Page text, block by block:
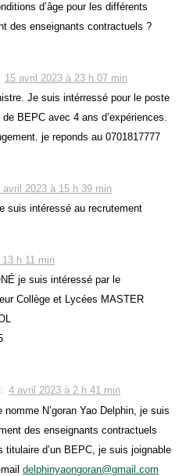
d’âge pour les différents
des enseignants contractuels ?
15 avril 2023 à 23 h 07 min
Je suis intérressé pour le poste
BEPC avec 4 ans d’expériences.
je reponds au 0701817777
avril 2023 à 15 h 39 min
suis intéressé au recrutement
h 11 min
je suis intéressé par le
Collège et Lycées MASTER
4 avril 2023 à 2 h 41 min
N’goran Yao Delphin, je suis
des enseignants contractuels
titulaire d’un BEPC, je suis joignable
delphinyaongoran@gmail.com